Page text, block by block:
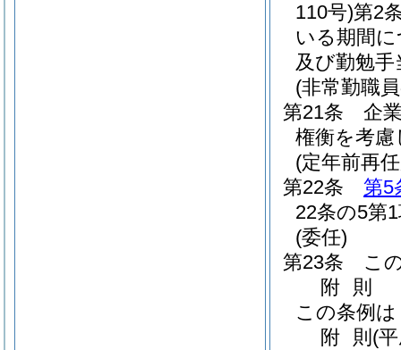
110号)第2
いる期間
及び勤勉
(非常勤職
第21条
企
権衡を考
(定年前再
第22条
第5
22条の5第
(委任)
第23条
こ
附 則
この条例
附 則 (